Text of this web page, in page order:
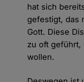
hat sich
gefestigt, das
Gott. Diese
zu oft geführt,
wollen.